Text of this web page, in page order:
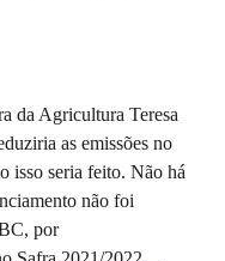
da Agricultura Teresa
as emissões no
isso seria feito. Não há
não foi
por